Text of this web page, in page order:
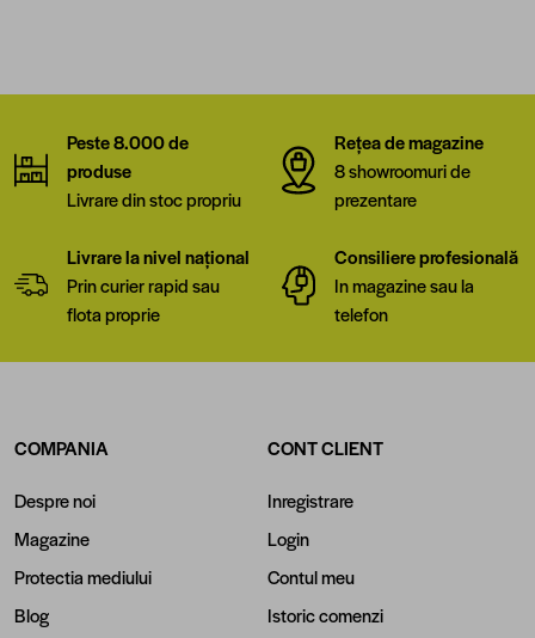
Peste 8.000 de
produse
Livrare din stoc propriu
Rețea de magazine
8 showroomuri de
prezentare
Livrare la nivel național
Prin curier rapid sau
flota proprie
Consiliere profesională
In magazine sau la
telefon
COMPANIA
Despre noi
Magazine
Protectia mediului
Blog
CONT CLIENT
Inregistrare
Login
Contul meu
Istoric comenzi